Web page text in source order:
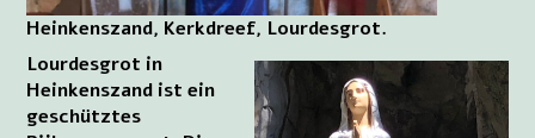
Heinkenszand, Kerkdreef, Lourdesgrot.
Lourdesgrot in
Heinkenszand ist ein
geschütztes